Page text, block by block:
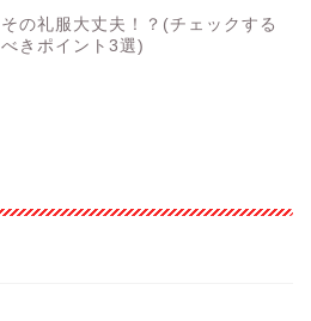
その礼服大丈夫！？(チェックする
べきポイント3選)